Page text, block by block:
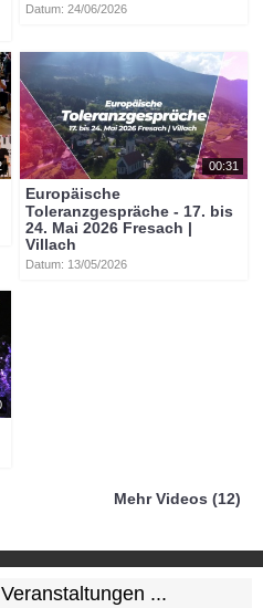
Datum: 24/06/2026
00:31
Europäische
Toleranzgespräche - 17. bis
24. Mai 2026 Fresach |
Villach
Datum: 13/05/2026
Mehr Videos (12)
...